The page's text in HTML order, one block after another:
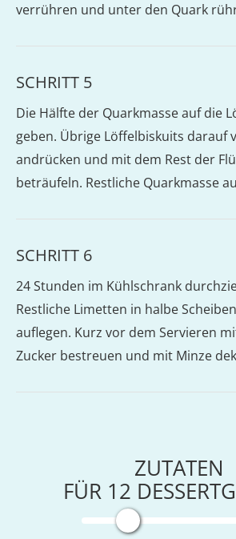
verrühren und unter den Quark
SCHRITT 5
Die Hälfte der Quarkmasse auf die
geben. Übrige Löffelbiskuits darauf
andrücken und mit dem Rest der
beträufeln. Restliche Quarkmasse
SCHRITT 6
24 Stunden im Kühlschrank
Restliche Limetten in halbe
auflegen. Kurz vor dem Servieren
Zucker bestreuen und mit Minze
ZUTATEN
FÜR 12